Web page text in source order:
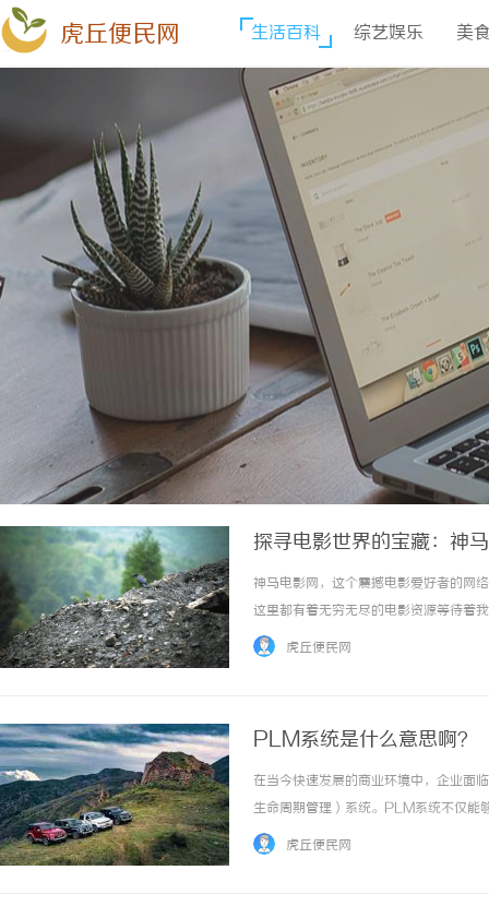
虎丘便民网 生活百科 综艺娱乐 美
探寻电影世界的宝藏：神
神马电影网，这个震撼电影爱好者的网
这里都有着无穷无尽的电影资源等待着
作为一个综合性电影平台，汇聚了各种
虎丘便民网
PLM系统是什么意思啊？
在当今快速发展的商业环境中，企业面
生命周期管理）系统。PLM系统不仅能
那么，PLM系统是什么意思啊？一、
虎丘便民网